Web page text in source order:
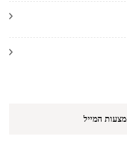
המייל